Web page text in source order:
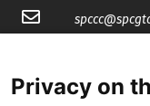
spccc@
Privacy on